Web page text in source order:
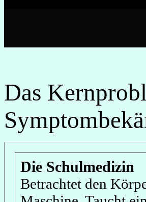
Das
Die Schulmedizin
Betrachtet den